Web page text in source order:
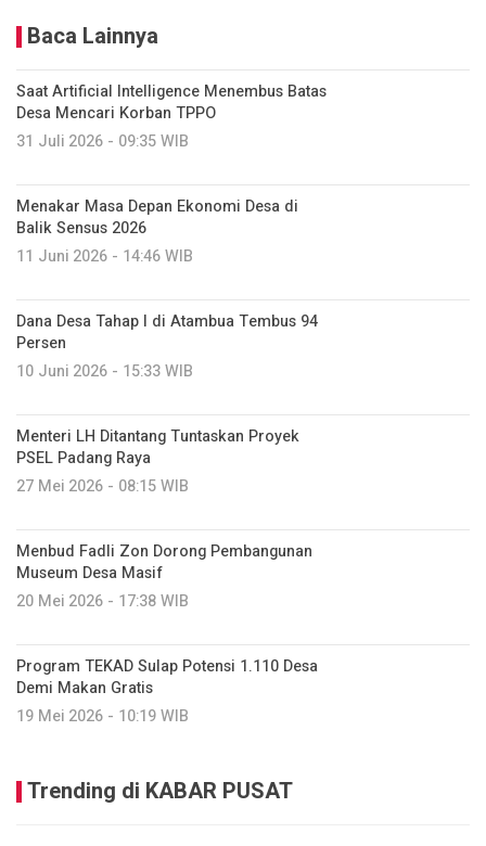
Baca Lainnya
Saat Artificial Intelligence Menembus Batas
Desa Mencari Korban TPPO
31 Juli 2026 - 09:35 WIB
Menakar Masa Depan Ekonomi Desa di
Balik Sensus 2026
11 Juni 2026 - 14:46 WIB
Dana Desa Tahap I di Atambua Tembus 94
Persen
10 Juni 2026 - 15:33 WIB
Menteri LH Ditantang Tuntaskan Proyek
PSEL Padang Raya
27 Mei 2026 - 08:15 WIB
Menbud Fadli Zon Dorong Pembangunan
Museum Desa Masif
20 Mei 2026 - 17:38 WIB
Program TEKAD Sulap Potensi 1.110 Desa
Demi Makan Gratis
19 Mei 2026 - 10:19 WIB
Trending di KABAR PUSAT